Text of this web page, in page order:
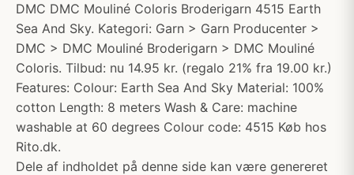
DMC DMC Mouliné Coloris Broderigarn 4515 Earth
Sea And Sky. Kategori: Garn > Garn Producenter >
DMC > DMC Mouliné Broderigarn > DMC Mouliné
Coloris. Tilbud: nu 14.95 kr. (regalo 21% fra 19.00 kr.)
Features: Colour: Earth Sea And Sky Material: 100%
cotton Length: 8 meters Wash & Care: machine
washable at 60 degrees Colour code: 4515 Køb hos
Rito.dk.
Dele af indholdet på denne side kan være genereret